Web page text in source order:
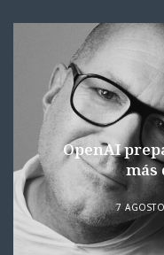
OpenAI
más
7